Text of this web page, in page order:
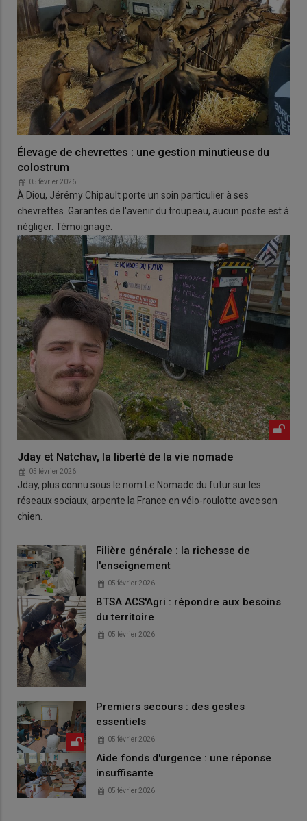
Élevage de chevrettes : une gestion minutieuse du
colostrum
05 février 2026
À Diou, Jérémy Chipault porte un soin particulier à ses
chevrettes. Garantes de l'avenir du troupeau, aucun poste est à
négliger. Témoignage.
Jday et Natchav, la liberté de la vie nomade
05 février 2026
Jday, plus connu sous le nom Le Nomade du futur sur les
réseaux sociaux, arpente la France en vélo-roulotte avec son
chien.
Filière générale : la richesse de
l'enseignement
05 février 2026
BTSA ACS'Agri : répondre aux besoins
du territoire
05 février 2026
Premiers secours : des gestes
essentiels
05 février 2026
Aide fonds d'urgence : une réponse
insuffisante
05 février 2026